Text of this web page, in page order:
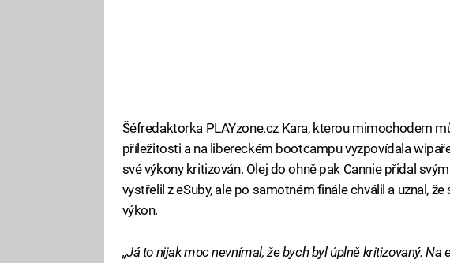
Šéfredaktorka PLAYzone.cz Kara, kterou mimochodem
příležitosti a na libereckém bootcampu vyzpovídala
své výkony kritizován. Olej do ohně pak Cannie přidal
vystřelil z eSuby, ale po samotném finále chválil a uznal,
výkon.
„Já to nijak moc nevnímal, že bych byl úplně kritizovaný.